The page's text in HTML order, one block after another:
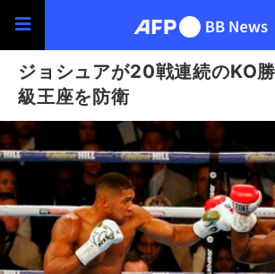
ジョシュアが20戦連続のKO
級王座を防衛